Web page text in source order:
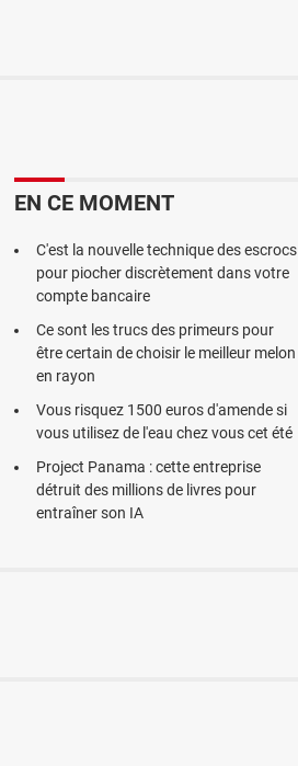
de l'avancée du travail. Il est
ne pose aucun problème.
Photo & Graphisme
EN CE MOMENT
C'est la nouvelle technique des escrocs
pour piocher discrètement dans votre
compte bancaire
Ce sont les trucs des primeurs pour
être certain de choisir le meilleur melon
en rayon
Vous risquez 1500 euros d'amende si
vous utilisez de l'eau chez vous cet été
Project Panama : cette entreprise
détruit des millions de livres pour
entraîner son IA